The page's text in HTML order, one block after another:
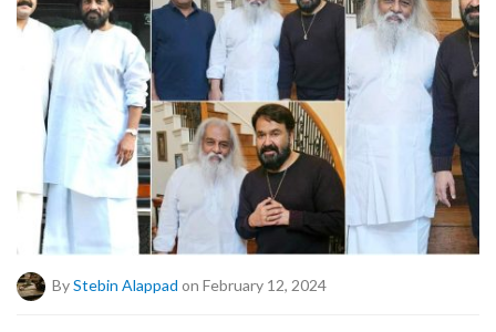
ByStebin Alappad on February 12, 2024